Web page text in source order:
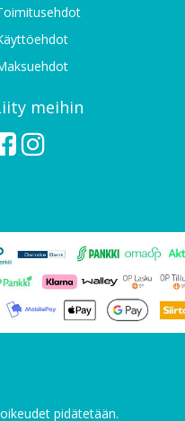
meihin
pidätetään.